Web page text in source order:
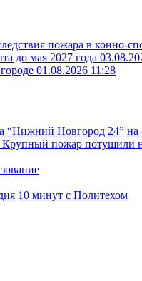
пожара в конно-
до мая 2027 года
01.08.2026 11:28
“Нижний Новгород 24” на
Крупный пожар потушили
10 минут с Политехом